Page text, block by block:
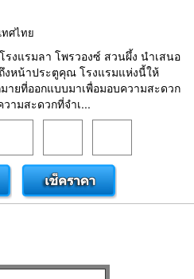
ทศไทย
รงแรมลา โพรวองซ์ สวนผึ้ง นำเสนอ
งหน้าประตูคุณ โรงแรมแห่งนี้ให้
ายที่ออกแบบมาเพื่อมอบความสะดวก
ามสะดวกที่จำเ...